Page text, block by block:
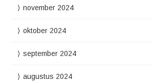
november 2024
oktober 2024
september 2024
augustus 2024